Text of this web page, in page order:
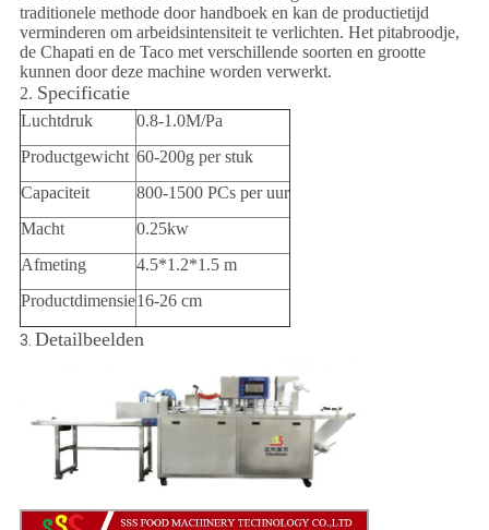
traditionele methode door handboek en kan de productietijd
verminderen om arbeidsintensiteit te verlichten. Het pitabroodje,
de Chapati en de Taco met verschillende soorten en grootte
kunnen door deze machine worden verwerkt.
2. Specificatie
Luchtdruk
0.8-1.0M/Pa
Productgewicht 60-200g per stuk
Capaciteit
800-1500 PCs per uur
Macht
0.25kw
Afmeting
4.5*1.2*1.5 m
Productdimensie16-26 cm
3. Detailbeelden